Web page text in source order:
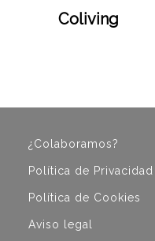
Coliving
¿Colaboramos?
Política de Privacidad
Política de Cookies
Aviso legal